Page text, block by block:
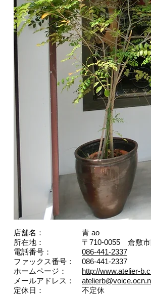
店舗名： 青 ao
所在地： 〒710-0055 倉敷市阿
電話番号： 086-441-2337
ファックス番号： 086-441-2337
ホームページ： http://www.atelier-
メールアドレス：
定休日： 不定休